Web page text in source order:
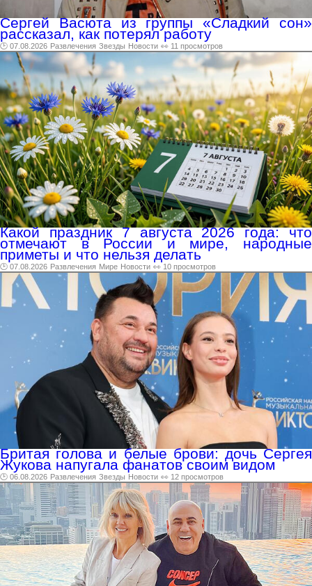
Сергей Васюта из группы «Сладкий сон»
рассказал, как потерял работу
🕑 07.08.2026 Развлечения Звезды Новости 👀 11 просмотров
Какой праздник 7 августа 2026 года: что
отмечают в России и мире, народные
приметы и что нельзя делать
🕑 07.08.2026 Развлечения Мире Новости 👀 10 просмотров
Бритая голова и белые брови: дочь Сергея
Жукова напугала фанатов своим видом
🕑 06.08.2026 Развлечения Звезды Новости 👀 12 просмотров